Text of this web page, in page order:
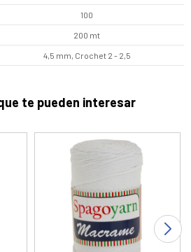
100
200 mt
4,5 mm, Crochet 2 - 2,5
te pueden interesar